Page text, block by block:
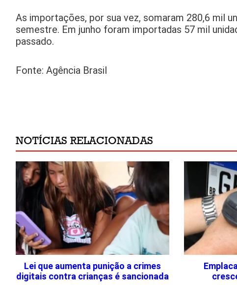
As importações, por sua vez, somaram 280,6 mil
semestre. Em junho foram importadas 57 mil
passado.
Fonte: Agência Brasil
NOTÍCIAS RELACIONADAS
Lei que aumenta punição a crimes
digitais contra crianças é sancionada